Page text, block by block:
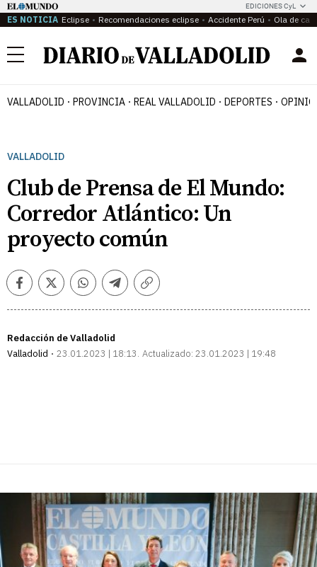
EDICIONES CyL
ES NOTICIA Eclipse Recomendaciones eclipse Accidente Perú Ola de
Menú
VALLADOLID PROVINCIA REAL VALLADOLID DEPORTES
VALLADOLID
Club de Prensa de El Mundo:
Corredor Atlántico: Un
proyecto común
FacebookTwitterWhatsappTelegramCopiar
Redacción de Valladolid
Valladolid
23.01.2023 | 18:13 Actualizado: 23.01.2023 | 19:48